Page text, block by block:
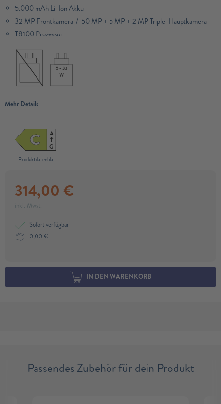
5.000 mAh Li-Ion Akku
32 MP Frontkamera / 50 MP + 5 MP + 2 MP Triple-Hauptkamera
T8100 Prozessor​
5 - 33
W
Mehr Details
A
G
C
Produktdatenblatt
314,00 €
inkl. Mwst.
Sofort verfügbar
0,00 €
IN DEN WARENKORB
Passendes Zubehör für dein Produkt